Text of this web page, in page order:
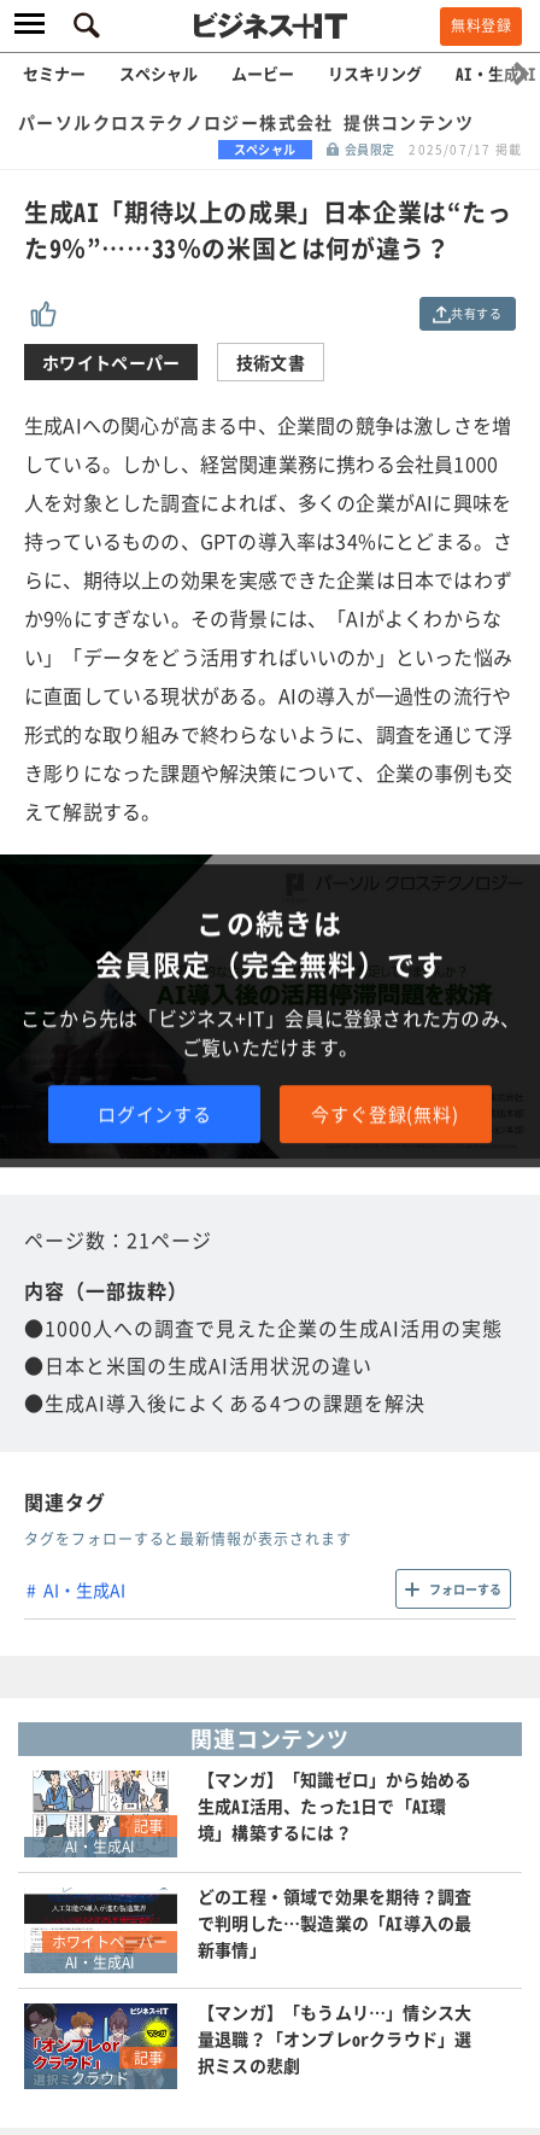
無料登録
セミナー スペシャル ムービー リスキリング AI・生成AI
パーソルクロステクノロジー株式会社 提供コンテンツ
スペシャル 会員限定 2025/07/17 掲載
生成AI「期待以上の成果」日本企業は“たっ
た9％”……33％の米国とは何が違う？
共有する
ホワイトペーパー 技術文書
生成AIへの関心が高まる中、企業間の競争は激しさを増
している。しかし、経営関連業務に携わる会社員1000
人を対象とした調査によれば、多くの企業がAIに興味を
持っているものの、GPTの導入率は34%にとどまる。さ
らに、期待以上の効果を実感できた企業は日本ではわず
か9%にすぎない。その背景には、「AIがよくわからな
い」「データをどう活用すればいいのか」といった悩み
に直面している現状がある。AIの導入が一過性の流行や
形式的な取り組みで終わらないように、調査を通じて浮
き彫りになった課題や解決策について、企業の事例も交
えて解説する。
この続きは
会員限定（完全無料）です
ここから先は「ビジネス+IT」会員に登録された方のみ、
ご覧いただけます。
ログインする 今すぐ登録(無料)
ページ数：21ページ
内容（一部抜粋）
●1000人への調査で見えた企業の生成AI活用の実態
●日本と米国の生成AI活用状況の違い
●生成AI導入後によくある4つの課題を解決
関連タグ
タグをフォローすると最新情報が表示されます
AI・生成AI フォローする
関連コンテンツ
記事
AI・生成AI
【マンガ】「知識ゼロ」から始める
生成AI活用、たった1日で「AI環
境」構築するには？
ホワイトペーパー
AI・生成AI
どの工程・領域で効果を期待？調査
で判明した…製造業の「AI導入の最
新事情」
記事
クラウド
【マンガ】「もうムリ…」情シス大
量退職？「オンプレorクラウド」選
択ミスの悲劇